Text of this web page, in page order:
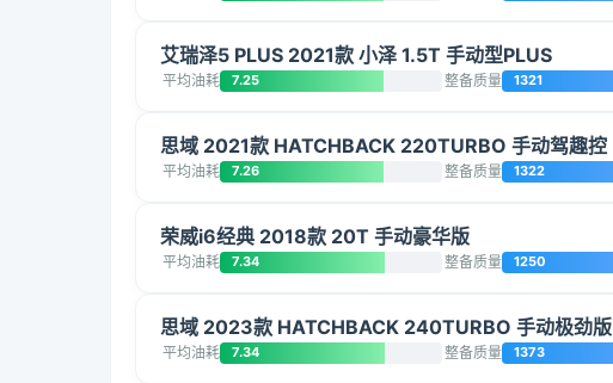
艾瑞泽5 PLUS 2021款 小泽 1.5T 手动型PLUS
平均油耗 7.25 整备质量 1321
思域 2021款 HATCHBACK 220TURBO 手动驾趣控
平均油耗 7.26 整备质量 1322
荣威i6经典 2018款 20T 手动豪华版
平均油耗 7.34 整备质量 1250
思域 2023款 HATCHBACK 240TURBO 手动极劲版
平均油耗 7.34 整备质量 1373